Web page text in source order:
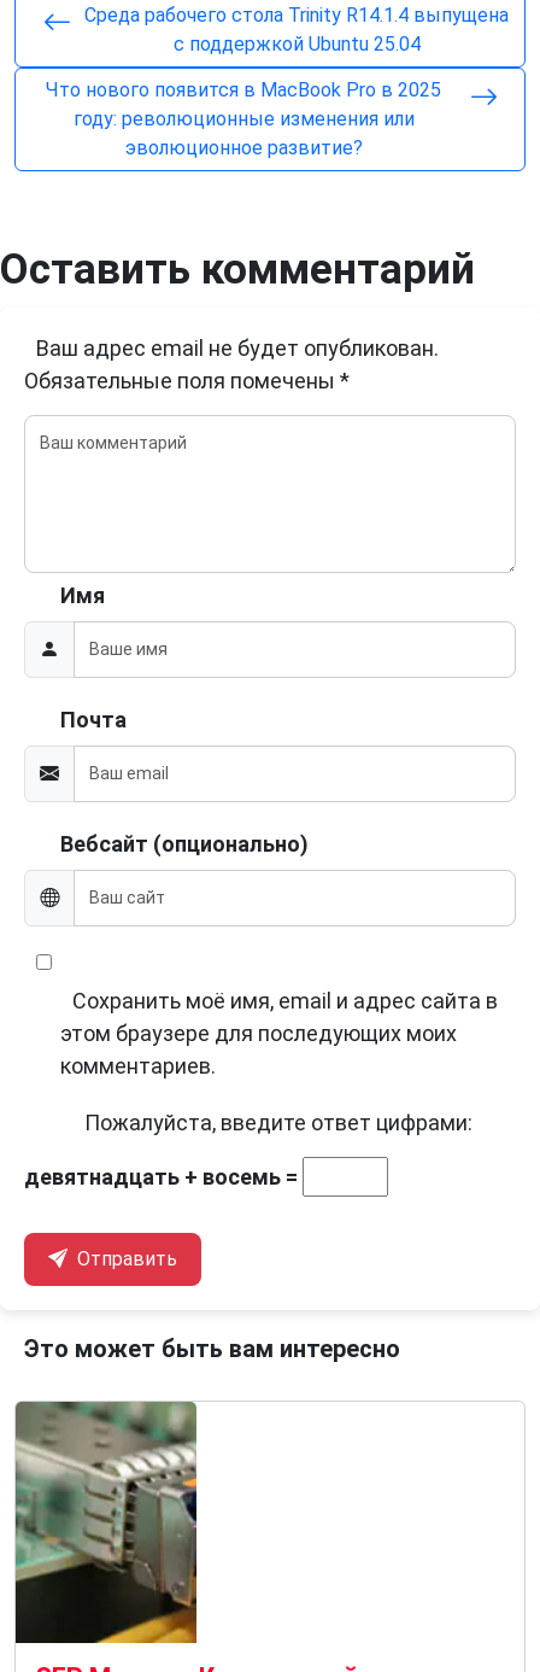
Среда рабочего стола Trinity R14.1.4 выпущена
с поддержкой Ubuntu 25.04
Что нового появится в MacBook Pro в 2025
году: революционные изменения или
эволюционное развитие?
Оставить комментарий
Ваш адрес email не будет опубликован.
Обязательные поля помечены *
Имя
Почта
Вебсайт (опционально)
Сохранить моё имя, email и адрес сайта в
этом браузере для последующих моих
комментариев.
Пожалуйста, введите ответ цифрами:
девятнадцать + восемь =
Отправить
Это может быть вам интересно